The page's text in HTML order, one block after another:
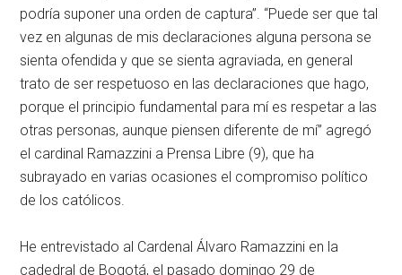
podría suponer una orden de captura”. “Puede ser que tal
vez en algunas de mis declaraciones alguna persona se
sienta ofendida y que se sienta agraviada, en general
trato de ser respetuoso en las declaraciones que hago,
porque el principio fundamental para mí es respetar a las
otras personas, aunque piensen diferente de mí” agregó
el cardinal Ramazzini a Prensa Libre (9), que ha
subrayado en varias ocasiones el compromiso político
de los católicos.
He entrevistado al Cardenal Álvaro Ramazzini en la
cadedral de Bogotá, el pasado domingo 29 de